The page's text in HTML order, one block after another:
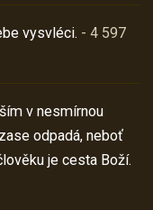
vysvléci. - 4 597
v nesmírnou
odpadá, neboť
je cesta Boží.